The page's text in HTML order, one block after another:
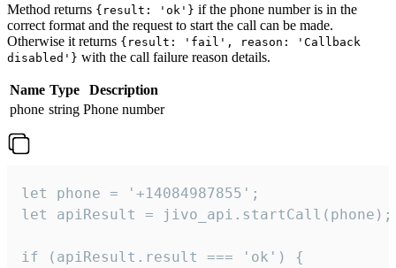
Method returns {result: 'ok'} if the phone number is in the
correct format and the request to start the call can be made.
Otherwise it returns {result: 'fail', reason: 'Callback
disabled'} with the call failure reason details.
Name Type
Description
phone string Phone number
let phone = '+14084987855';
let apiResult = jivo_api.startCall(phone);
if (apiResult.result === 'ok') {